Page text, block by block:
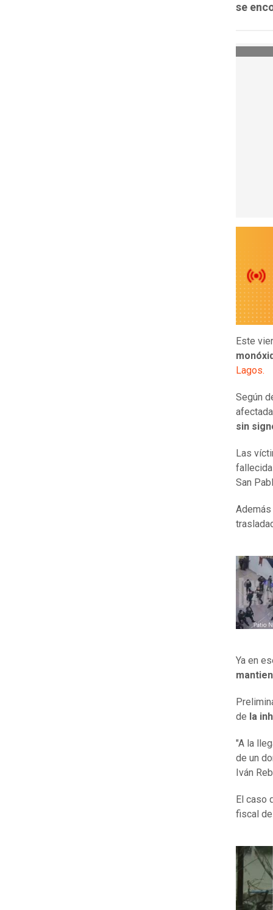
se
Este
Lagos.
Según
sin
Las
San
Ya en
de la
"A la
de un
Iván
El caso
fiscal